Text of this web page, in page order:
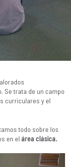
Se trata de un campo
curriculares y el
todo sobre los
en el área clásica.